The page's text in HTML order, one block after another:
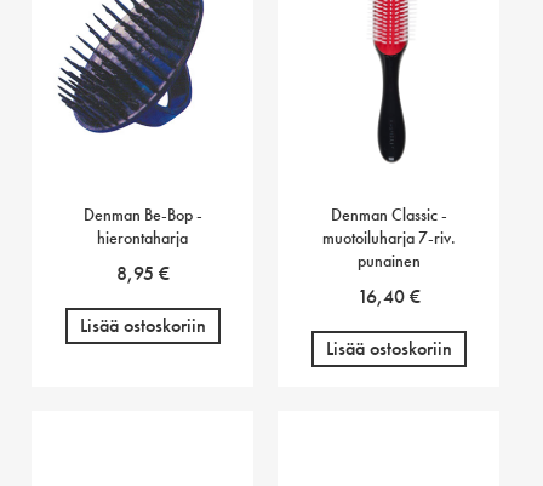
Denman Be-Bop -
hierontaharja
8,95 €
Lisää ostoskoriin
Denman Classic -
muotoiluharja 7-riv.
punainen
16,40€
Lisää ostoskoriin